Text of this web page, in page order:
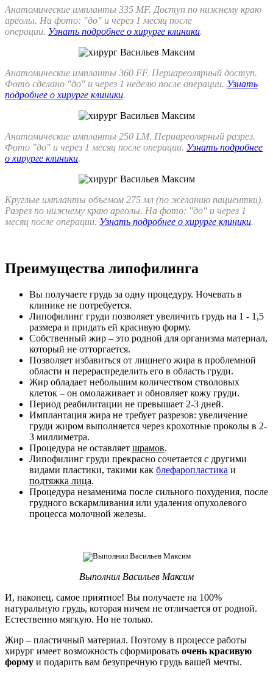
Анатомические импланты 335 MF. Доступ по нижнему краю
ареолы. На фото: "до" и через 1 месяц после
операции. Узнать подробнее о хирурге клиники.
Анатомические импланты 360 FF. Периареолярный доступ.
Фото сделано "до" и через 1 неделю после операции. Узнать
подробнее о хирурге клиники.
Анатомические импланты 250 LM. Периареолярный разрез.
Фото "до" и через 1 месяц после операции. Узнать подробнее
о хирурге клиники.
Круглые импланты объемом 275 мл (по желанию пациентки).
Разрез по нижнему краю ареолы. На фото: "до" и через 1
месяц после операции. Узнать подробнее о хирурге клиники.
Преимущества липофилинга
Вы получаете грудь за одну процедуру. Ночевать в
клинике не потребуется.
Липофилинг груди позволяет увеличить грудь на 1 - 1,5
размера и придать ей красивую форму.
Собственный жир – это родной для организма материал,
который не отторгается.
Позволяет избавиться от лишнего жира в проблемной
области и перераспределить его в область груди.
Жир обладает небольшим количеством стволовых
клеток – он омолаживает и обновляет кожу груди.
Период реабилитации не превышает 2-3 дней.
Имплантация жира не требует разрезов: увеличение
груди жиром выполняется через крохотные проколы в 2-
3 миллиметра.
Процедура не оставляет шрамов.
Липофилинг груди прекрасно сочетается с другими
видами пластики, такими как блефаропластика и
подтяжка лица.
Процедура незаменима после сильного похудения, после
грудного вскармливания или удаления опухолевого
процесса молочной железы.
Выполнил Васильев Максим
И, наконец, самое приятное! Вы получаете на 100%
натуральную грудь, которая ничем не отличается от родной.
Естественно мягкую. Но не только.
Жир – пластичный материал. Поэтому в процессе работы
хирург имеет возможность сформировать очень красивую
форму и подарить вам безупречную грудь вашей мечты.